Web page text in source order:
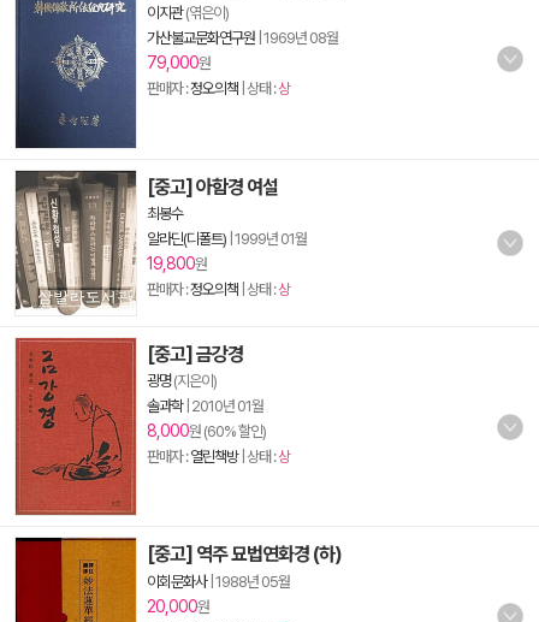
이지관(엮은이)
가산불교문화연구원 1969년 08월
79,000원
판매자 :정오의책 | 상태 :상
[중고] 아함경 여설
최봉수
알라딘(디폴트) 1999년 01월
19,800원
판매자 :정오의책 | 상태 :상
[중고] 금강경
광명(지은이)
솔과학| 2010년 01월
8,000원 (60% 할인)
판매자 :열린책방| 상태 :상
[중고] 역주 묘법연화경 (하)
이회문화사| 1988년 05월
20,000원